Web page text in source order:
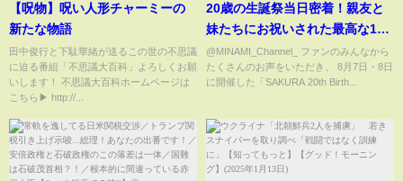
【呪物】呪い人形チャーミーの
新たな物語
田中俊行と下駄華緒が送るこの世の不思議
に迫る番組「不思議大百科」よろしくお願
いします！ 不思議大百科ホームページは
こちら▶︎ http://...
20歳の生誕祭当日密着！親友と
妹たちにお祝いされた最高な1日︎
♡🎂みんな本当にありがとう
@MINAMI_Channel_ ファンのみんなから
たくさんのお声をいただき、 8月7日・8日
に開催した「SAKURA 20th Birth...